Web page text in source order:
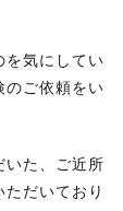
を気にしてい
のご依頼をい
いた、ご近所
だいており